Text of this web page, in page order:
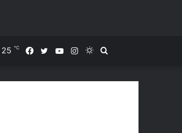
for
Switch
skin
Instagram
YouTube
Twitter
Facebook
25 ℃